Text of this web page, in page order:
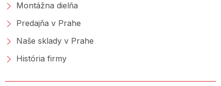
Montážna dielňa
Predajňa v Prahe
Naše sklady v Prahe
História firmy